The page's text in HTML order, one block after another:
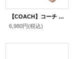
【COACH】コーチ レザー ハングタグ ロゴ チャーム キーホルダー マルチ（日本未発売）
6,980円(税込)